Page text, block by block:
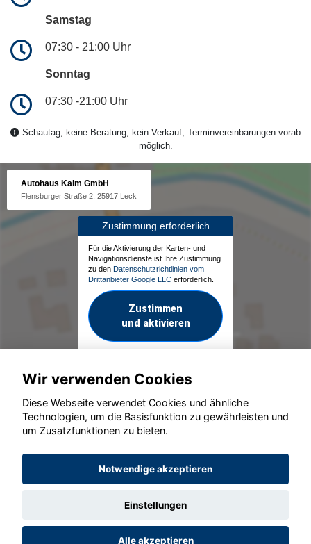
Samstag
07:30 - 21:00 Uhr
Sonntag
07:30 -21:00 Uhr
Schautag, keine Beratung, kein Verkauf, Terminvereinbarungen vorab
möglich.
Autohaus Kaim GmbH
Flensburger Straße 2, 25917 Leck
Zustimmung erforderlich
Für die Aktivierung der Karten- und
Navigationsdienste ist Ihre Zustimmung
zu den Datenschutzrichtlinien vom
Drittanbieter Google LLC erforderlich.
Zustimmen
und aktivieren
© konjunkturmotor.de GmbH 2020 - 2026
Wir verwenden Cookies
Diese Webseite verwendet Cookies und ähnliche
Technologien, um die Basisfunktion zu gewährleisten und
um Zusatzfunktionen zu bieten.
Notwendige akzeptieren
Einstellungen
Alle akzeptieren